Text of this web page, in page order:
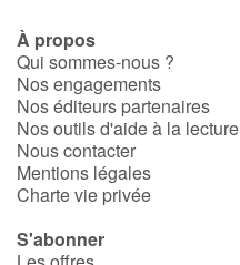
À propos
Qui sommes-nous ?
Nos engagements
Nos éditeurs partenaires
Nos outils d'aide à la lecture
Nous contacter
Mentions légales
Charte vie privée
S'abonner